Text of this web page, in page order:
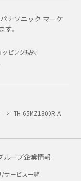
ナソニック マーケ
。
ッピング規約
TH-65MZ1800R-A
ループ企業情報
/サービス一覧